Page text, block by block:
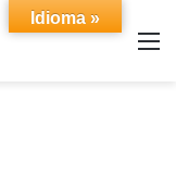
Idioma »